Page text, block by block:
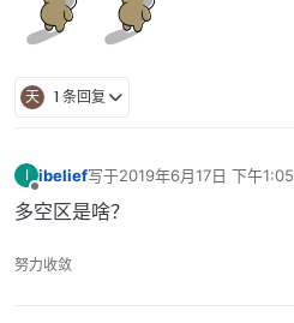
天 1 条回复
I
离线
ibelief写于2019年6月17日 下午1:05
最后由 编辑
多空区是啥？
努力收敛